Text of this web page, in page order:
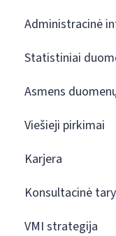
Administracinė
Statistiniai
Asmens
Viešieji pirkimai
Karjera
Konsultacinė
VMI strategija